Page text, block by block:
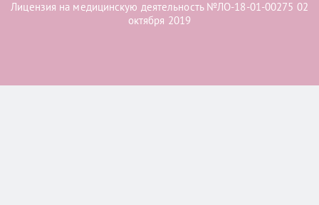
Лицензия на медицинскую деятельность №ЛО-18-01-00275 02
октября 2019